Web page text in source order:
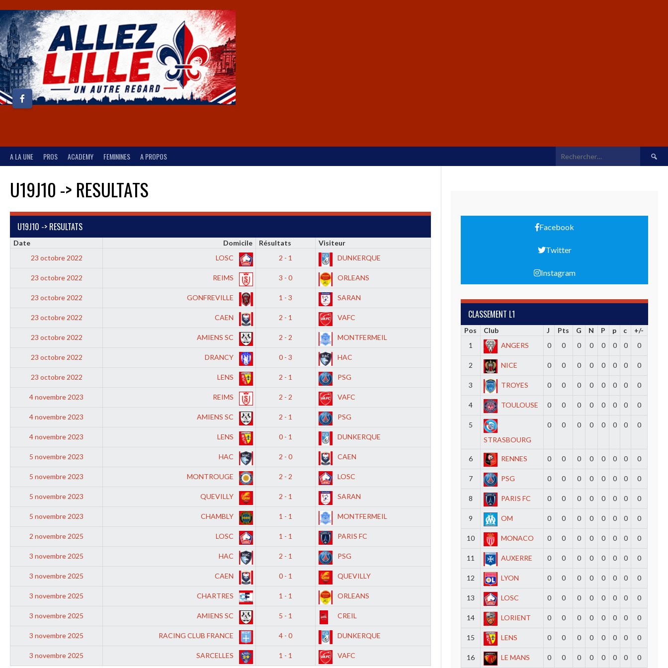
A LA UNE PROS ACADEMY FEMININES A PROPOS
U19J10 -> RESULTATS
U19J10 -> RESULTATS
Date Domicile Résultats
Visiteur
23 octobre 2022
LOSC 2 - 1 DUNKERQUE
23 octobre 2022 REIMS 3 - 0 ORLEANS
23 octobre 2022 GONFREVILLE 1 - 3 SARAN
23 octobre 2022 CAEN 2 - 1 VAFC
23 octobre 2022 AMIENS SC 2 - 2 MONTFERMEIL
23 octobre 2022 DRANCY 0 - 3 HAC
23 octobre 2022 LENS 2 - 1 PSG
4 novembre 2023 REIMS 2 - 2 VAFC
4 novembre 2023 AMIENS SC 2 - 1 PSG
4 novembre 2023 LENS 0 - 1 DUNKERQUE
5 novembre 2023 HAC 2 - 0 CAEN
5 novembre 2023 MONTROUGE 2 - 2 LOSC
5 novembre 2023 QUEVILLY 2 - 1 SARAN
5 novembre 2023 CHAMBLY 1 - 1 MONTFERMEIL
2 novembre 2025 LOSC 1 - 1 PARIS FC
3 novembre 2025 HAC 2 - 1 PSG
3 novembre 2025 CAEN 0 - 1 QUEVILLY
3 novembre 2025 CHARTRES 1 - 1 ORLEANS
3 novembre 2025 AMIENS SC 5 - 1 CREIL
3 novembre 2025 RACING CLUB FRANCE 4 - 0 DUNKERQUE
3 novembre 2025 SARCELLES 1 - 1 VAFC
Facebook
Twitter
Instagram
CLASSEMENT L1
Pos Club J Pts G N P p c
+/-
1
ANGERS 0 0 0 0 0 0 0 0
2 NICE 0 0 0 0 0 0 0 0
3 TROYES 0 0 0 0 0 0 0 0
4 TOULOUSE 0 0 0 0 0 0 0 0
5
STRASBOURG
0 0 0 0 0 0 0 0
6 RENNES 0 0 0 0 0 0 0 0
7 PSG 0 0 0 0 0 0 0 0
8 PARIS FC 0 0 0 0 0 0 0 0
9 OM 0 0 0 0 0 0 0 0
10 MONACO 0 0 0 0 0 0 0 0
11 AUXERRE 0 0 0 0 0 0 0 0
12 LYON 0 0 0 0 0 0 0 0
13 LOSC 0 0 0 0 0 0 0 0
14 LORIENT 0 0 0 0 0 0 0 0
15 LENS 0 0 0 0 0 0 0 0
16 LE MANS 0 0 0 0 0 0 0 0